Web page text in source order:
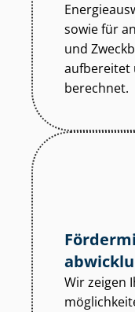
sowie für
und
aufbereitet
berechnet.
Wir zeigen